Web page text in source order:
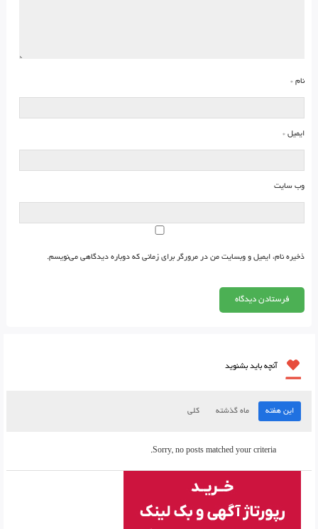
نام *
ایمیل *
وب‌ سایت
ذخیره نام، ایمیل و وبسایت من در مرورگر برای زمانی که دوباره دیدگاهی می‌نویسم.
آنچه باید بشنوید
این هفته ماه گذشته کلی
Sorry, no posts matched your criteria.